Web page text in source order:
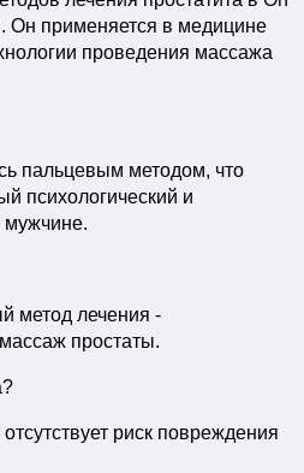
Он применяется в медицине
проведения массажа
пальцевым методом, что
психологический и
мужчине.
метод лечения -
простаты.
риск повреждения